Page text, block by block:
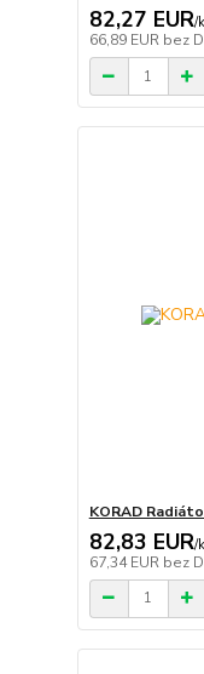
82,27 EUR/
66,89 EUR bez
KORAD
82,83 EUR/
67,34 EUR bez